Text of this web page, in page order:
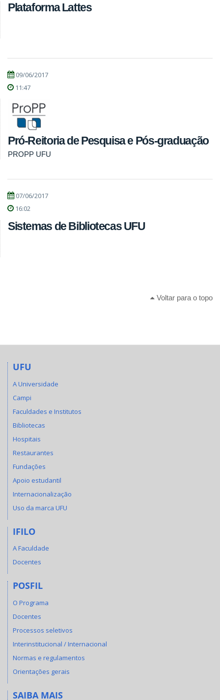
Plataforma Lattes
09/06/2017
11:47
Pró-Reitoria de Pesquisa e Pós-graduação
PROPP UFU
07/06/2017
16:02
Sistemas de Bibliotecas UFU
Voltar para o topo
UFU
A Universidade
Campi
Faculdades e Institutos
Bibliotecas
Hospitais
Restaurantes
Fundações
Apoio estudantil
Internacionalização
Uso da marca UFU
IFILO
A Faculdade
Docentes
POSFIL
O Programa
Docentes
Processos seletivos
Interinstitucional / Internacional
Normas e regulamentos
Orientações gerais
SAIBA MAIS